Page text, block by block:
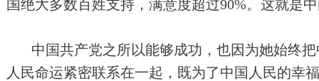
国绝大多数百姓支持，满意度超过90%。这就是
中国共产党之所以能够成功，也因为她始终把
人民命运紧密联系在一起，既为了中国人民的幸